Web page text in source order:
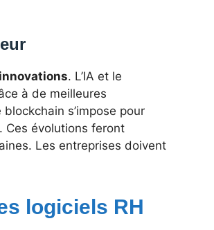
. L’IA et le
à de meilleures
s’impose pour
Ces évolutions feront
Les entreprises doivent
logiciels RH